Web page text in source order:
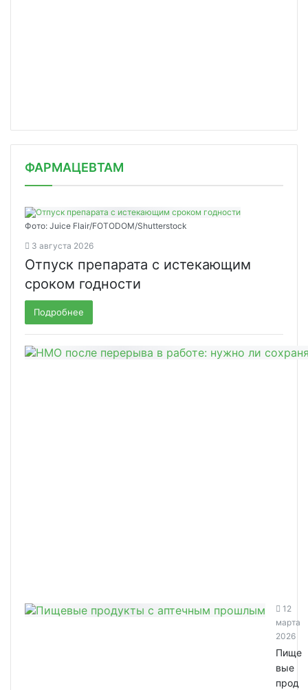
ФАРМАЦЕВТАМ
Фото: Juice Flair/FOTODOM/Shutterstoсk
3 августа 2026
Отпуск препарата с истекающим
сроком годности
Подробнее
12
марта
2026
Пище
вые
прод